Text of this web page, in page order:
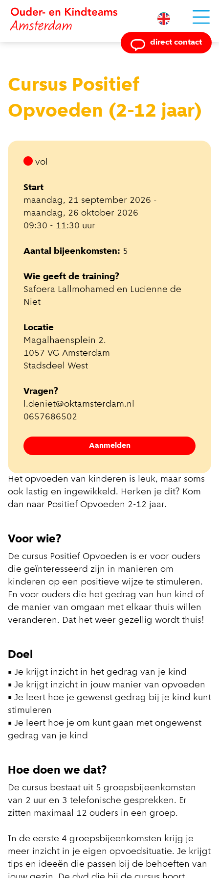
Powered by
direct contact
Cursus Positief
Opvoeden (2-12 jaar)
Het opvoeden van kinderen is leuk, maar soms
ook lastig en ingewikkeld. Herken je dit? Kom
dan naar Positief Opvoeden 2-12 jaar.
Voor wie?
De cursus Positief Opvoeden is er voor ouders
die geïnteresseerd zijn in manieren om
kinderen op een positieve wijze te stimuleren.
En voor ouders die het gedrag van hun kind of
de manier van omgaan met elkaar thuis willen
veranderen. Dat het weer gezellig wordt thuis!
Doel
• Je krijgt inzicht in het gedrag van je kind
• Je krijgt inzicht in jouw manier van opvoeden
• Je leert hoe je gewenst gedrag bij je kind kunt
stimuleren
• Je leert hoe je om kunt gaan met ongewenst
gedrag van je kind
Hoe doen we dat?
De cursus bestaat uit 5 groepsbijeenkomsten
van 2 uur en 3 telefonische gesprekken. Er
zitten maximaal 12 ouders in een groep.
In de eerste 4 groepsbijeenkomsten krijg je
meer inzicht in je eigen opvoedsituatie. Je krijgt
tips en ideeën die passen bij de behoeften van
vol
Start
maandag, 21 september 2026 -
maandag, 26 oktober 2026
09:30 - 11:30 uur
Aantal bijeenkomsten: 5
Wie geeft de training?
Safoera Lallmohamed en Lucienne de
Niet
Locatie
Magalhaensplein 2.
1057 VG Amsterdam
Stadsdeel West
Vragen?
l.deniet@oktamsterdam.nl
0657686502
Aanmelden